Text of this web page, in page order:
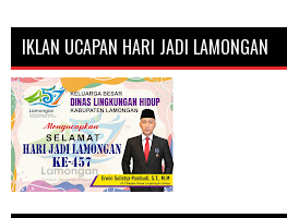
IKLAN UCAPAN HARI JADI LAMONGAN